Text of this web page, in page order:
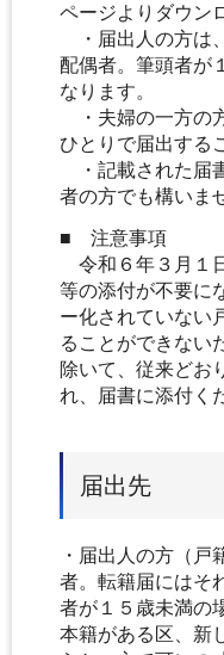
ページよりダウン
・届出人の方は
配偶者。筆頭者が
なります。
・夫婦の一方の
ひとりで届出する
・記載された届
者の方でも構いま
■ 注意事項
令和６年３月１
等の添付が不要に
ー化されていない
ることができない
除いて、従来どお
れ、届書に添付く
届出先
・届出人の方（戸
者。転籍届にはそ
者が１５歳未満の
本籍がある区、新